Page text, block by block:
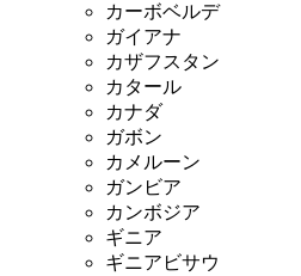
カーボベルデ
ガイアナ
カザフスタン
カタール
カナダ
ガボン
カメルーン
ガンビア
カンボジア
ギニア
ギニアビサウ